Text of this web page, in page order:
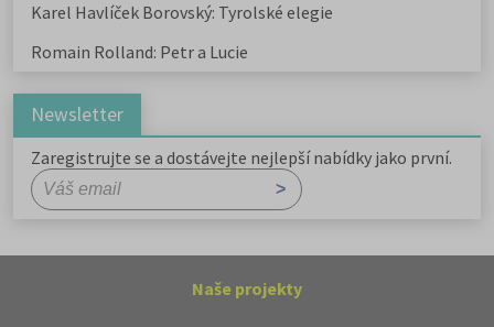
Karel Havlíček Borovský: Tyrolské elegie
Romain Rolland: Petr a Lucie
Newsletter
Zaregistrujte se a dostávejte nejlepší nabídky jako první.
Naše projekty